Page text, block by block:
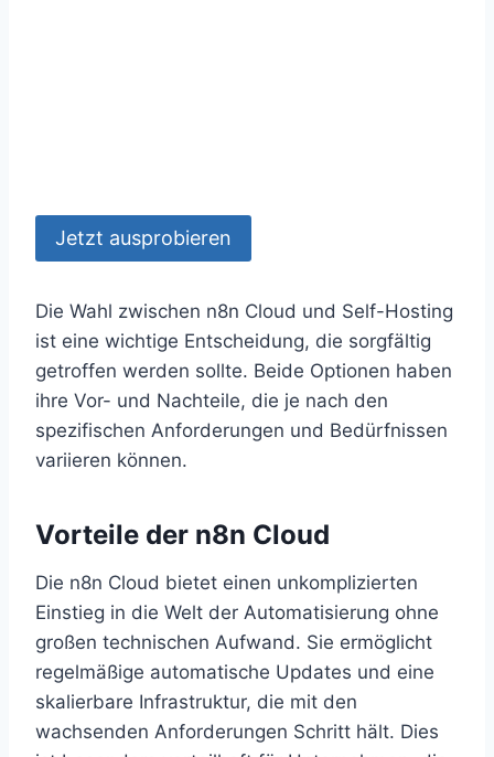
Jetzt ausprobieren
Die Wahl zwischen n8n Cloud und Self-Hosting
ist eine wichtige Entscheidung, die sorgfältig
getroffen werden sollte. Beide Optionen haben
ihre Vor- und Nachteile, die je nach den
spezifischen Anforderungen und Bedürfnissen
variieren können.
Vorteile der n8n Cloud
Die n8n Cloud bietet einen unkomplizierten
Einstieg in die Welt der Automatisierung ohne
großen technischen Aufwand. Sie ermöglicht
regelmäßige automatische Updates und eine
skalierbare Infrastruktur, die mit den
wachsenden Anforderungen Schritt hält. Dies